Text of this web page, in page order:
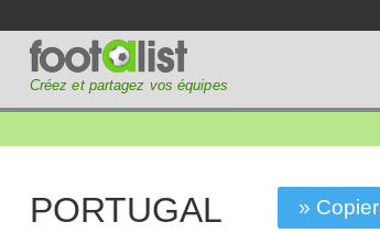
Créez et partagez vos équipes
PORTUGAL » Copier